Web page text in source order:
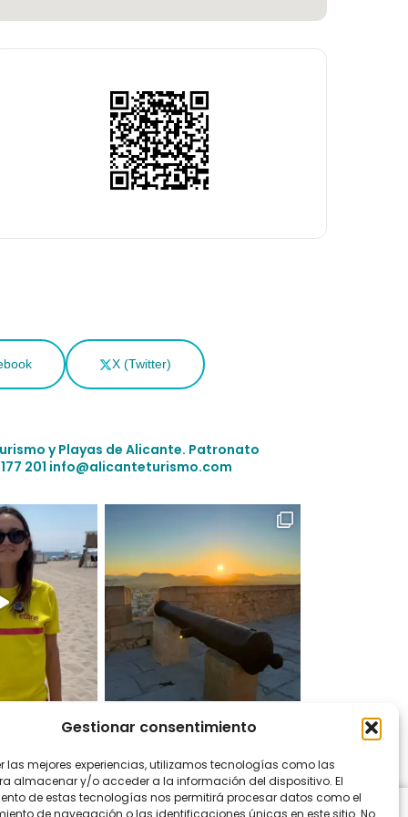
Gestionar consentimiento
las mejores experiencias, utilizamos tecnologías como las
almacenar y/o acceder a la información del dispositivo. El
de estas tecnologías nos permitirá procesar datos como el
de navegación o las identificaciones únicas en este sitio. No
X (Twitter)
y Playas de Alicante. Patronato
201 info@alicanteturismo.com
Instagram